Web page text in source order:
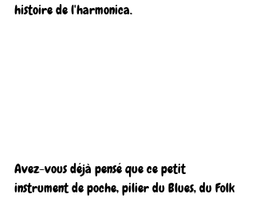
histoire de l'harmonica.
Avez-vous déjà pensé que ce petit
instrument de poche, pilier du Blues, du Folk